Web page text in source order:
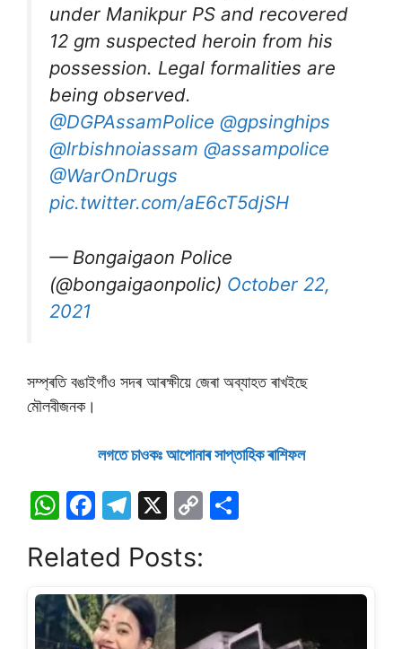
under Manikpur PS and recovered
12 gm suspected heroin from his
possession. Legal formalities are
being observed.
@DGPAssamPolice @gpsinghips
@lrbishnoiassam @assampolice
@WarOnDrugs
pic.twitter.com/aE6cT5djSH
— Bongaigaon Police
(@bongaigaonpolic) October 22,
2021
সম্প্ৰতি বঙাইগাঁও সদৰ আৰক্ষীয়ে জেৰা অব্যাহত ৰাখইছে
মৌলবীজনক।
লগতে চাওকঃ আপােনাৰ সাপ্তাহিক ৰাশিফল
W
at
s
A
F
c
e
b
T
e
gr
a
X
C
y e
Related Posts: